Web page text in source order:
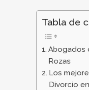
Tabla de
Abogados
Rozas
Los
Divorcio